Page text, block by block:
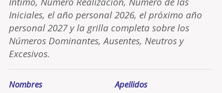
Iniciales, el año personal 2026, el próximo año
personal 2027 y la grilla completa sobre los
Números Dominantes, Ausentes, Neutros y
Excesivos.
Nombres Apellidos